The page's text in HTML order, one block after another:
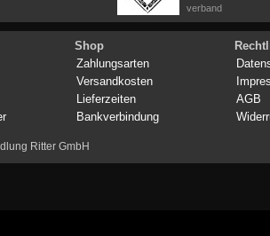
verband
Shop
Zahlungsarten
Versandkosten
Lieferzeiten
Bankverbindung
AGB
Ritter GmbH